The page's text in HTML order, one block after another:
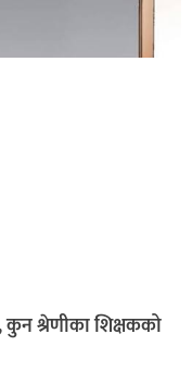
श्रेणीका शिक्षकको